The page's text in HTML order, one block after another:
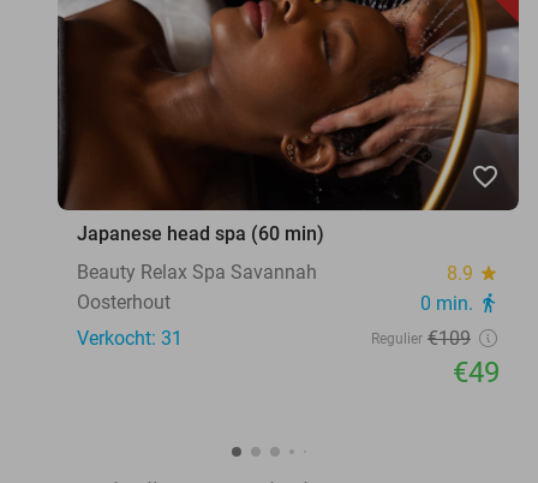
favorite_border
Japanese head spa (60 min)
Beauty Relax Spa Savannah
8.9 star
Oosterhout 0 min. directions_walk
Verkocht: 31 Regulier €109
€49